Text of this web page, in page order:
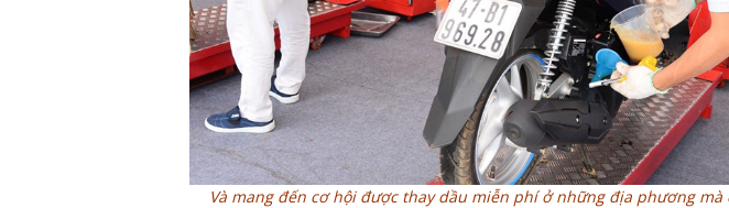
Và mang đến cơ hội được thay dầu miễn phí ở những địa phương